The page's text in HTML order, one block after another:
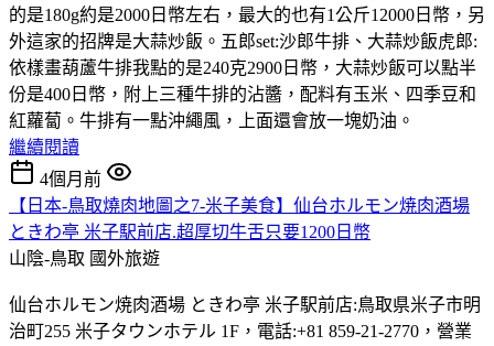
的是180g約是2000日幣左右，最大的也有1公斤12000日幣，另
外這家的招牌是大蒜炒飯。五郎set:沙郎牛排、大蒜炒飯虎郎:
依樣畫葫蘆牛排我點的是240克2900日幣，大蒜炒飯可以點半
份是400日幣，附上三種牛排的沾醬，配料有玉米、四季豆和
紅蘿蔔。牛排有一點沖繩風，上面還會放一塊奶油。
繼續閱讀
4個月前
【日本-鳥取燒肉地圖之7-米子美食】仙台ホルモン焼肉酒場
ときわ亭 米子駅前店.超厚切牛舌只要1200日幣
山陰-鳥取 國外旅遊
仙台ホルモン焼肉酒場 ときわ亭 米子駅前店:鳥取県米子市明
治町255 米子タウンホテル 1F，電話:+81 859-21-2770，營業